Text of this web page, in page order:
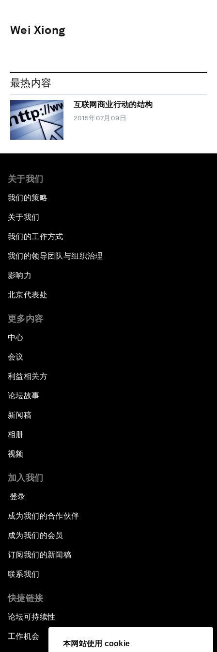
本网站使用 cookie
Wei Xiong
最热内容
互联网商业行动的结构
2015年07月09日
关于我们
我们的策略
关于我们
我们的工作方式
我们的领导团队与组织治理
影响力
北京代表处
更多内容
中心
会议
利益相关方
论坛故事
新闻稿
相册
视频
加入我们
登录
成为我们的合作伙伴
成为我们的会员
订阅我们的新闻稿
联系我们
快捷链接
论坛可持续性
工作机会